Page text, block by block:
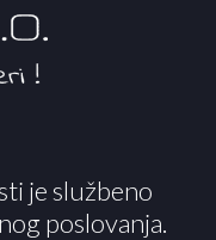
je službeno
poslovanja.